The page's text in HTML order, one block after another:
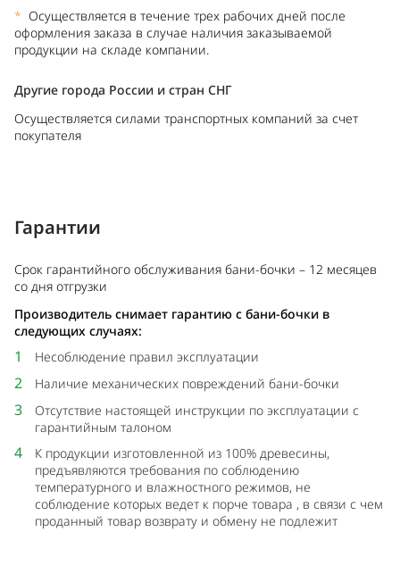
* Осуществляется в течение трех рабочих дней после
оформления заказа в случае наличия заказываемой
продукции на складе компании.
Другие города России и стран СНГ
Осуществляется силами транспортных компаний за счет
покупателя
Гарантии
Срок гарантийного обслуживания бани-бочки – 12 месяцев
со дня отгрузки
Производитель снимает гарантию с бани-бочки в
следующих случаях:
1 Несоблюдение правил эксплуатации
2 Наличие механических повреждений бани-бочки
3
Отсутствие настоящей инструкции по эксплуатации с
гарантийным талоном
4
К продукции изготовленной из 100% древесины,
предъявляются требования по соблюдению
температурного и влажностного режимов, не
соблюдение которых ведет к порче товара , в связи с чем
проданный товар возврату и обмену не подлежит